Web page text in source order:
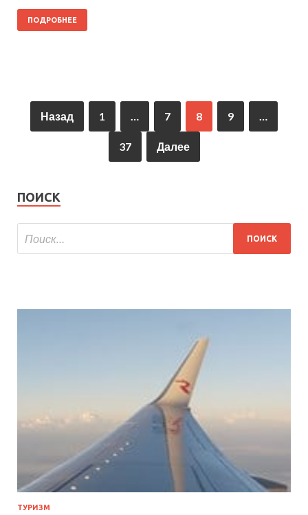
ПОДРОБНЕЕ
Назад 1 … 7 8 9 …
37 Далее
ПОИСК
ТУРИЗМ